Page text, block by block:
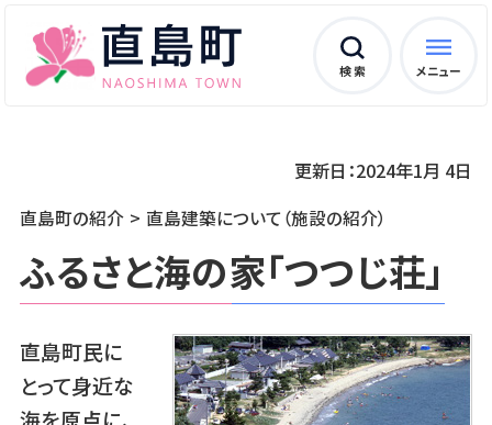
検 索 メニュー
直島町の紹介 直島建築について（施設の紹介）
更新日：2024年1月 4日
ふるさと海の家「つつじ荘」
直島町民に
とって身近な
海を原点に、